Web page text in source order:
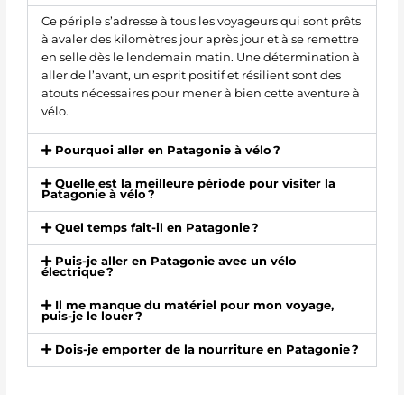
Ce périple s’adresse à tous les voyageurs qui sont prêts
à avaler des kilomètres jour après jour et à se remettre
en selle dès le lendemain matin. Une détermination à
aller de l’avant, un esprit positif et résilient sont des
atouts nécessaires pour mener à bien cette aventure à
vélo.
Pourquoi aller en Patagonie à vélo ?
Quelle est la meilleure période pour visiter la
Patagonie à vélo ?
Quel temps fait-il en Patagonie ?
Puis-je aller en Patagonie avec un vélo
électrique ?
Il me manque du matériel pour mon voyage,
puis-je le louer ?
Dois-je emporter de la nourriture en Patagonie ?